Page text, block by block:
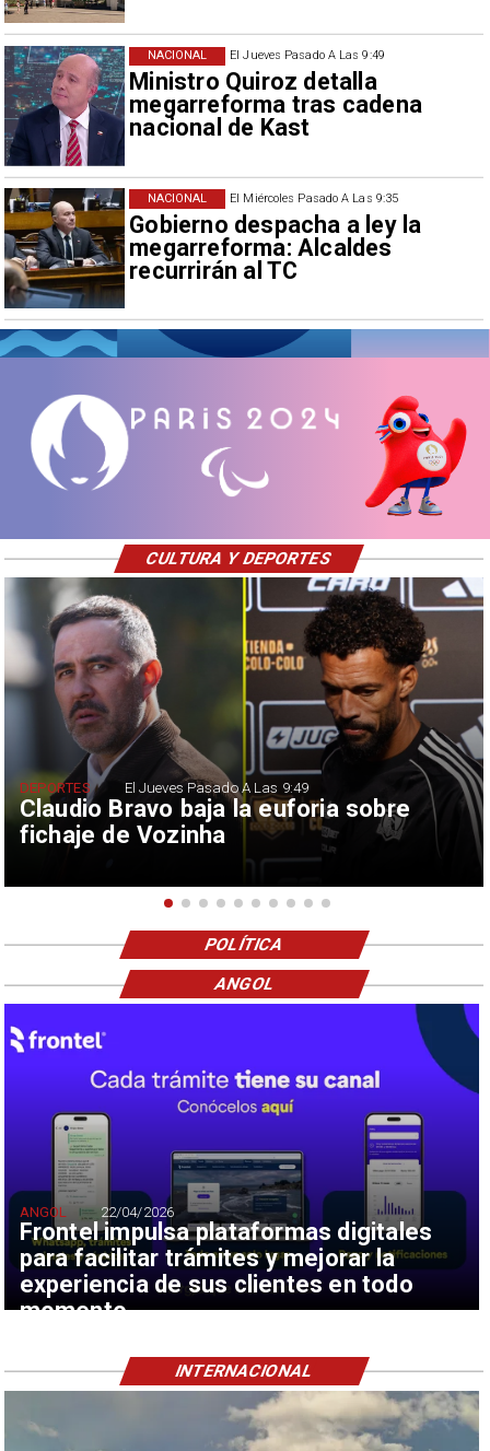
El Jueves Pasado A Las 9:49
Ministro Quiroz detalla
megarreforma tras cadena
nacional de Kast
NACIONAL
El Miércoles Pasado A Las 9:35
Gobierno despacha a ley la
megarreforma: Alcaldes
recurrirán al TC
NACIONAL
Claudio Bravo baja la euforia sobre
fichaje de Vozinha
DEPORTES El Jueves Pasado A Las 9:49
CULTURA Y DEPORTES
POLÍTICA
Frontel impulsa plataformas digitales
para facilitar trámites y mejorar la
experiencia de sus clientes en todo
momento
ANGOL 22/04/2026
ANGOL
INTERNACIONAL